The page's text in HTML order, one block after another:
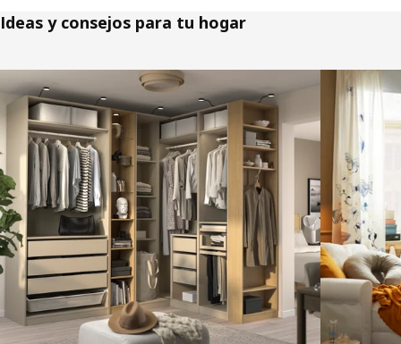
Ideas y consejos para tu hogar
Saltar listado